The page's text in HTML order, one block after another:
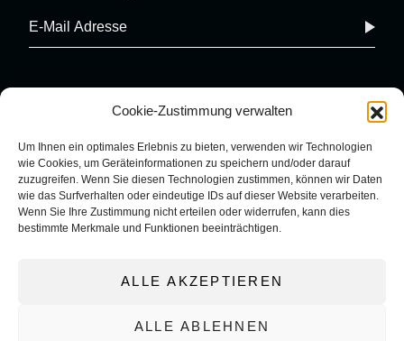
Cookie-Zustimmung verwalten
Um Ihnen ein optimales Erlebnis zu bieten, verwenden wir Technologien
wie Cookies, um Geräteinformationen zu speichern und/oder darauf
zuzugreifen. Wenn Sie diesen Technologien zustimmen, können wir Daten
wie das Surfverhalten oder eindeutige IDs auf dieser Website verarbeiten.
Wenn Sie Ihre Zustimmung nicht erteilen oder widerrufen, kann dies
bestimmte Merkmale und Funktionen beeinträchtigen.
ALLE AKZEPTIEREN
ALLE ABLEHNEN
COOKIE RICHTLINIE IMPRESSUM
DATENSCHUTZERKLÄRUNG